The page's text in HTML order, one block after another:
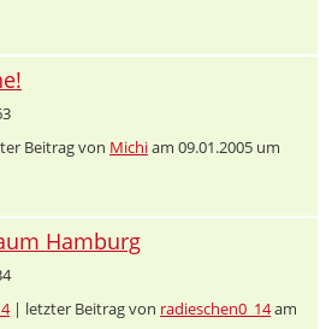
Beitrag von Michiam 09.01.2005 um
Hamburg
| letzter Beitrag von radieschen0_14am